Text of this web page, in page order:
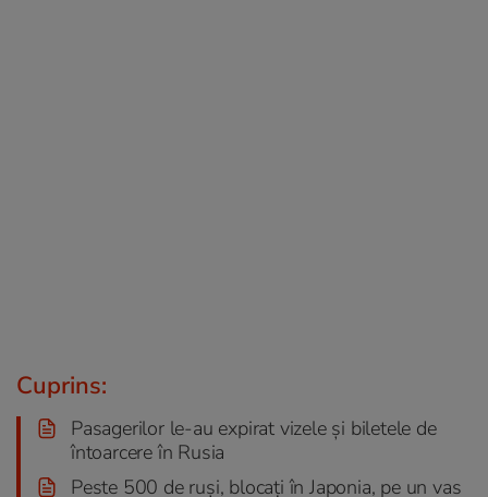
Cuprins:
Pasagerilor le-au expirat vizele și biletele de
întoarcere în Rusia
Peste 500 de ruși, blocați în Japonia, pe un vas